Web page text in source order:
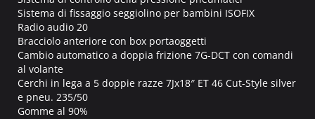
Sistema di fissaggio seggiolino per bambini ISOFIX
Radio audio 20
Bracciolo anteriore con box portaoggetti
Cambio automatico a doppia frizione 7G-DCT con comandi
al volante
Cerchi in lega a 5 doppie razze 7Jx18″ ET 46 Cut-Style silver
e pneu. 235/50
Gomme al 90%